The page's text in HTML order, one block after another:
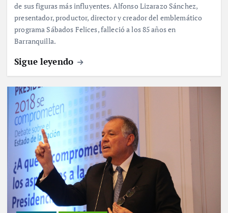
de sus figuras más influyentes. Alfonso Lizarazo Sánchez,
presentador, productor, director y creador del emblemático
programa Sábados Felices, falleció a los 85 años en
Barranquilla.
Sigue leyendo